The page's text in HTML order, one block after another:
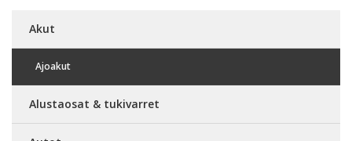
Akut
Ajoakut
Alustaosat & tukivarret